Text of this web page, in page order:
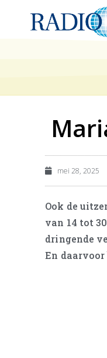
mei 28, 2025
Ook de
van 14 tot
dringende
En